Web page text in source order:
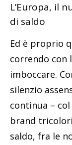
L’Europa, il
di saldo
Ed è proprio
correndo con
imboccare.
silenzio
continua –
brand
saldo, fra le